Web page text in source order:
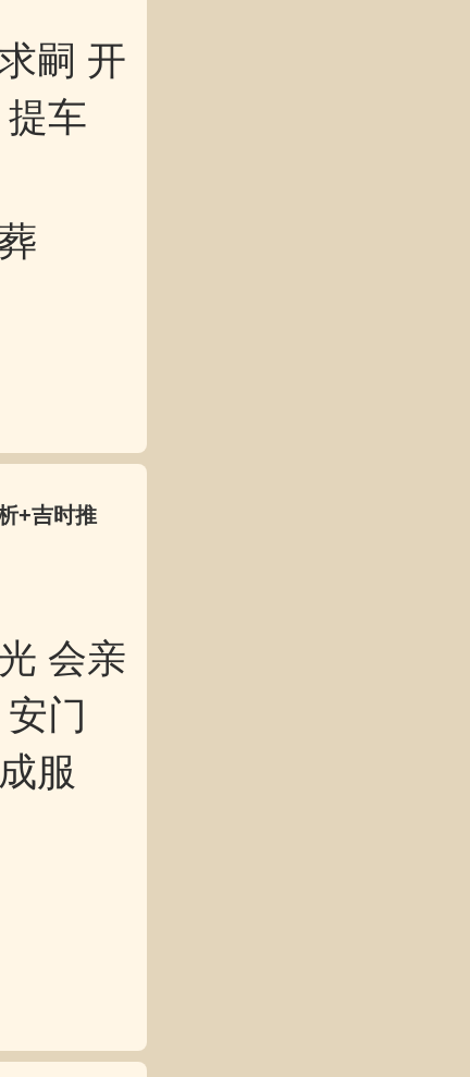
嗣 开
车
+吉时推
会亲
门
服